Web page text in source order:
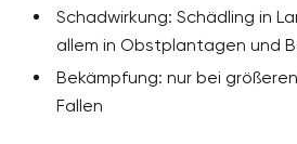
Schadwirkung: Schädling in
allem in Obstplantagen und
Bekämpfung: nur bei
Fallen